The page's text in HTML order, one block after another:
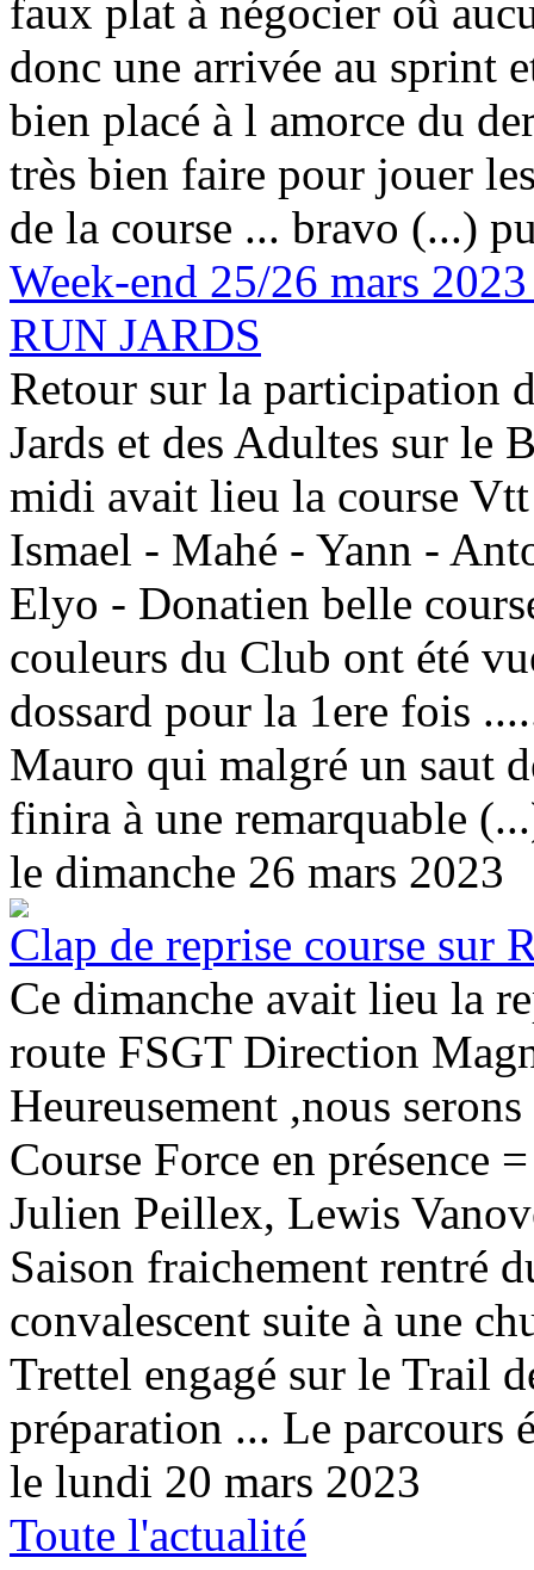
faux plat à négocier oû
donc une arrivée au sprint
bien placé à l amorce du
très bien faire pour jouer
de la course ... bravo (...)
Week-end 25/26 mars
RUN JARDS
Retour sur la participation
Jards et des Adultes sur le
midi avait lieu la course
Ismael - Mahé - Yann -
Elyo - Donatien belle
couleurs du Club ont été
dossard pour la 1ere fois
Mauro qui malgré un saut
finira à une remarquable
le dimanche 26 mars 2023
Clap de reprise course sur
Ce dimanche avait lieu la
route FSGT Direction
Heureusement ,nous
Course Force en présence
Julien Peillex, Lewis
Saison fraichement rentré
convalescent suite à une
Trettel engagé sur le Trail
préparation ... Le parcours
le lundi 20 mars 2023
Toute l'actualité